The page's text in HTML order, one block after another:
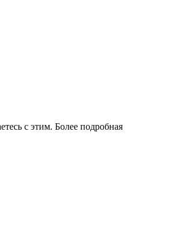
с этим. Более подробная